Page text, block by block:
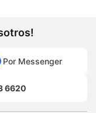
Por Messenger
6620